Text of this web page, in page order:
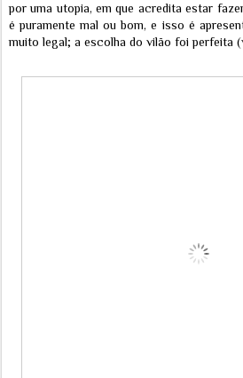
por uma utopia, em que acredita estar
é puramente mal ou bom, e isso é
muito legal; a escolha do vilão foi perfeita